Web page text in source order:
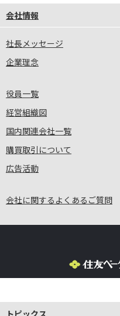
トピックス
会社情報
社長メッセージ
企業理念
役員一覧
経営組織図
国内関連会社一覧
購買取引について
広告活動
会社に関するよくあるご質問
プライバシーポリシー